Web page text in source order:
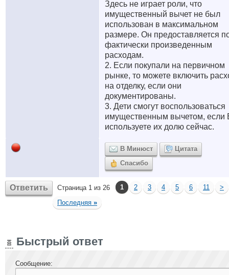
Здесь не играет роли, что
имущественный вычет не был
использован в максимальном
размере. Он предоставляется
фактически произведенным
расходам.
2. Если покупали на первичном
рынке, то можете включить
на отделку, если они
документированы.
3. Дети смогут воспользоваться
имущественным вычетом, если
используете их долю сейчас.
В Минюст
Цитата
Спасибо
Ответить Страница 1 из 26 1 2 3 4 5 6 11
>
Последняя »
Быстрый ответ
Сообщение: